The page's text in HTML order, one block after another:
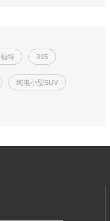
福特 315
纯电小型SUV